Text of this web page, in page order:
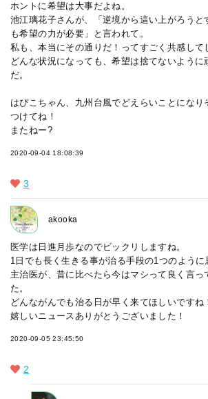
ホントに希望は大事だよね。
池江璃花子さんが、「逆境から這い上がろうと
も希望の力が必要」と言われて。
私も、本当にその通りだ！ってすごく共感して
どんな状況になっても、希望は捨てないように
だ。
はぴこちゃん、九州台風でどえらいことになり
つけてね！
またねー?
2020-09-04 18:08:39
3
akooka
医学は日進月歩なのでビックリしますね。
1日でも長く生きる事が治る手段の1つのように
主治医が、昔に比べたら今はマシって良く言っ
た。
どんながんでも治る日が早く来てほしいですね
嬉しいニュースありがとうございました！
2020-09-05 23:45:50
2